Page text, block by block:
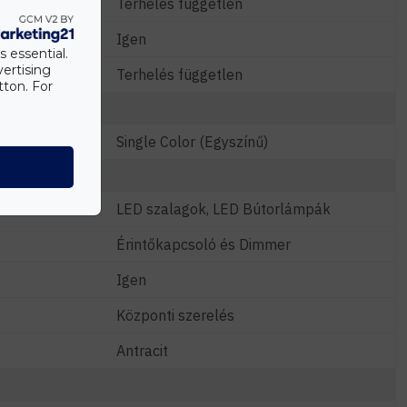
Terhelés független
Igen
Terhelés független
Single Color (Egyszínű)
LED szalagok, LED Bútorlámpák
Érintőkapcsoló és Dimmer
Igen
Központi szerelés
Antracit
essential.
For